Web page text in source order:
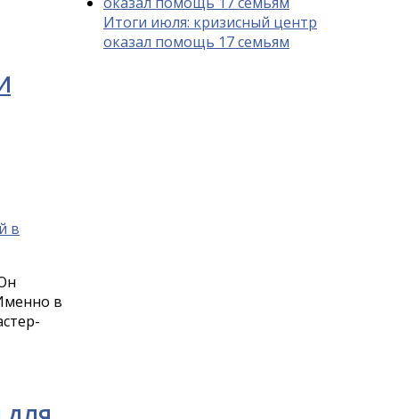
в
Итоги июля: кризисный центр
оказал помощь 17 семьям